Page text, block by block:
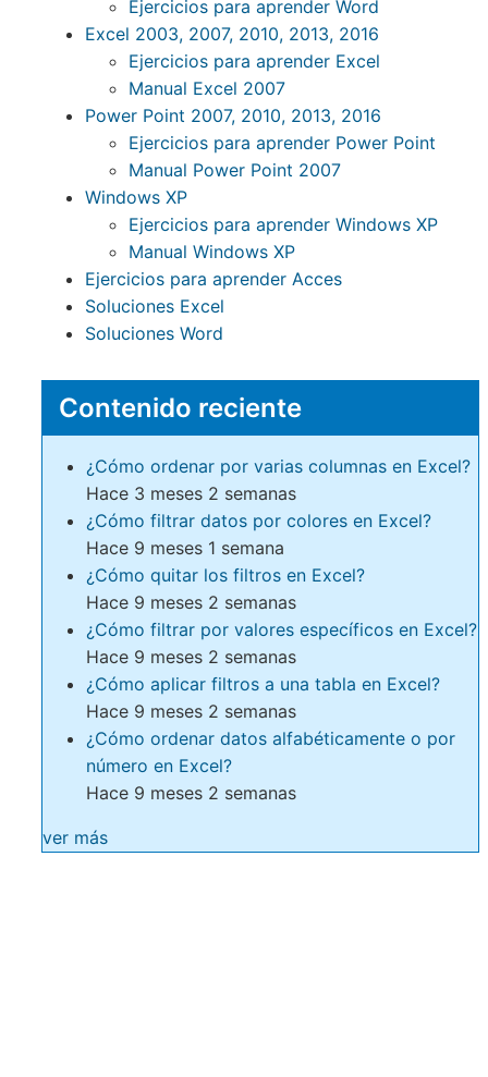
Ejercicios para aprender Word
Excel 2003, 2007, 2010, 2013, 2016
Ejercicios para aprender Excel
Manual Excel 2007
Power Point 2007, 2010, 2013, 2016
Ejercicios para aprender Power Point
Manual Power Point 2007
Windows XP
Ejercicios para aprender Windows XP
Manual Windows XP
Ejercicios para aprender Acces
Soluciones Excel
Soluciones Word
Contenido reciente
¿Cómo ordenar por varias columnas en Excel?
Hace 3 meses 2 semanas
¿Cómo filtrar datos por colores en Excel?
Hace 9 meses 1 semana
¿Cómo quitar los filtros en Excel?
Hace 9 meses 2 semanas
¿Cómo filtrar por valores específicos en Excel?
Hace 9 meses 2 semanas
¿Cómo aplicar filtros a una tabla en Excel?
Hace 9 meses 2 semanas
¿Cómo ordenar datos alfabéticamente o por
número en Excel?
Hace 9 meses 2 semanas
ver más